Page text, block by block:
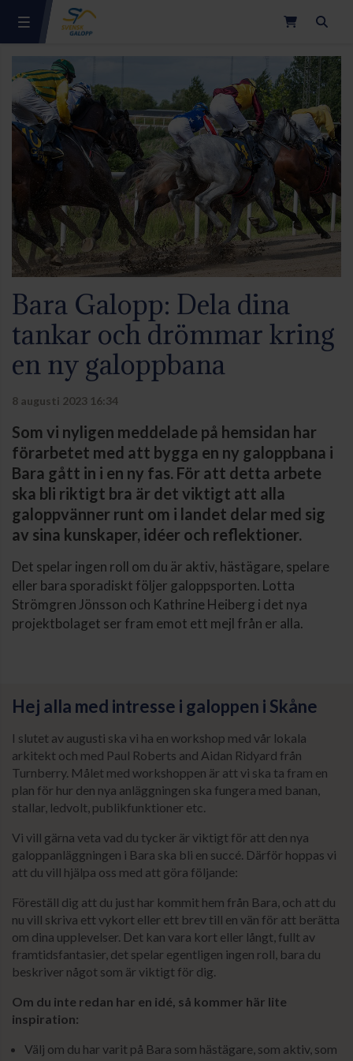
Bara Galopp: Dela dina
tankar och drömmar kring
en ny galoppbana
8 augusti 2023 16:34
Som vi nyligen meddelade på hemsidan har
förarbetet med att bygga en ny galoppbana i
Bara gått in i en ny fas. För att detta arbete
ska bli riktigt bra är det viktigt att alla
galoppvänner runt om i landet delar med sig
av sina kunskaper, idéer och reflektioner.
Det spelar ingen roll om du är aktiv, hästägare, spelare
eller bara sporadiskt följer galoppsporten. Lotta
Strömgren Jönsson och Kathrine Heiberg i det nya
projektbolaget ser fram emot ett mejl från er alla.
Hej alla med intresse i galoppen i Skåne
I slutet av augusti ska vi ha en workshop med vår lokala
arkitekt och med Paul Roberts and Aidan Ridyard från
Turnberry. Målet med workshoppen är att vi ska ta fram en
plan för hur den nya anläggningen ska fungera med banan,
stallar, ledvolt, publikfunktioner etc.
Vi vill gärna veta vad du tycker är viktigt för att den nya
galoppanläggningen i Bara ska bli en succé. Därför hoppas vi
att du vill hjälpa oss med att göra följande:
Föreställ dig att du just har kommit hem från Bara, och att du
nu vill skriva ett vykort eller ett brev till en vän för att berätta
om dina upplevelser. Det kan vara kort eller långt, fullt av
framtidsfantasier, det spelar egentligen ingen roll, bara du
beskriver något som är viktigt för dig.
Om du inte redan har en idé, så kommer här lite
inspiration:
Välj om du har varit på Bara som hästägare, som aktiv, som